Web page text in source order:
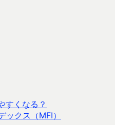
すくなる？
ックス（MFI）